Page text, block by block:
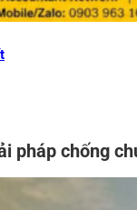
pháp chống